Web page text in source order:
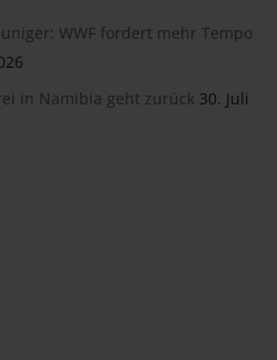
WWF fordert mehr Tempo
in Namibia geht zurück 30. Juli